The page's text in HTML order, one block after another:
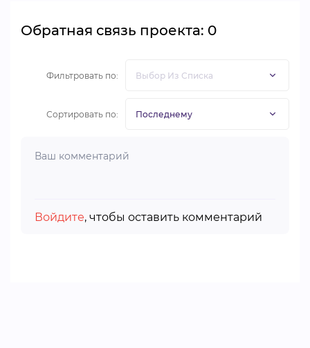
Обратная связь проекта: 0
Фильтровать по:
Сортировать по:
Войдите, чтобы оставить комментарий